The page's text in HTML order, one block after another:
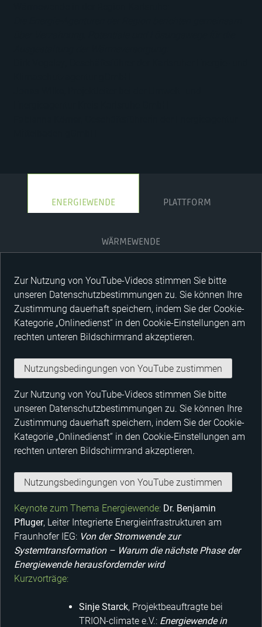
ENERGIEWENDE PLATTFORM
WÄRMEWENDE
Zur Nutzung von YouTube-Videos stimmen Sie bitte
unseren Datenschutzbestimmungen zu. Sie können Ihre
Zustimmung dauerhaft speichern, indem Sie der Cookie-
Kategorie „Onlinedienst“ in den Cookie-Einstellungen am
rechten unteren Bildschirmrand akzeptieren.
Nutzungsbedingungen von YouTube zustimmen
Zur Nutzung von YouTube-Videos stimmen Sie bitte
unseren Datenschutzbestimmungen zu. Sie können Ihre
Zustimmung dauerhaft speichern, indem Sie der Cookie-
Kategorie „Onlinedienst“ in den Cookie-Einstellungen am
rechten unteren Bildschirmrand akzeptieren.
Nutzungsbedingungen von YouTube zustimmen
Keynote zum Thema Energiewende: Dr. Benjamin
Pfluger, Leiter Integrierte Energieinfrastrukturen am
Fraunhofer IEG: Von der Stromwende zur
Systemtransformation – Warum die nächste Phase der
Energiewende herausfordernder wird
Kurzvorträge:
Sinje Starck, Projektbeauftragte bei
TRION-climate e.V.: Energiewende in